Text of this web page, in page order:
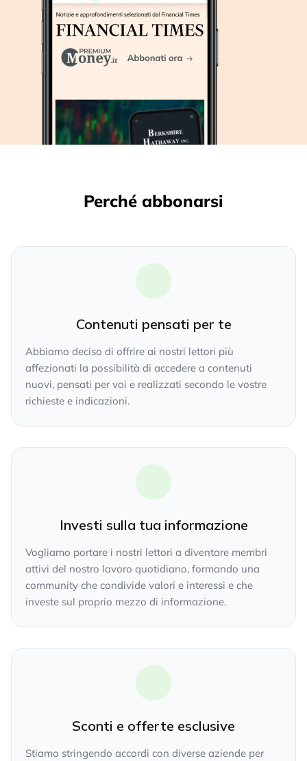
Perché abbonarsi
Contenuti pensati per te
Abbiamo deciso di offrire ai nostri lettori più
affezionati la possibilità di accedere a contenuti
nuovi, pensati per voi e realizzati secondo le vostre
richieste e indicazioni.
Investi sulla tua informazione
Vogliamo portare i nostri lettori a diventare membri
attivi del nostro lavoro quotidiano, formando una
community che condivide valori e interessi e che
investe sul proprio mezzo di informazione.
Sconti e offerte esclusive
Stiamo stringendo accordi con diverse aziende per